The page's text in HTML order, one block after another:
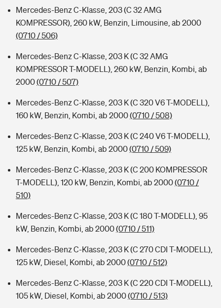
Mercedes-Benz C-Klasse, 203 (C 32 AMG
KOMPRESSOR), 260 kW, Benzin, Limousine, ab 2000
(0710 / 506)
Mercedes-Benz C-Klasse, 203 K (C 32 AMG
KOMPRESSOR T-MODELL), 260 kW, Benzin, Kombi, ab
2000(0710 / 507)
Mercedes-Benz C-Klasse, 203 K (C 320 V6 T-MODELL),
160 kW, Benzin, Kombi, ab 2000(0710 / 508)
Mercedes-Benz C-Klasse, 203 K (C 240 V6 T-MODELL),
125 kW, Benzin, Kombi, ab 2000(0710 / 509)
Mercedes-Benz C-Klasse, 203 K (C 200 KOMPRESSOR
T-MODELL), 120 kW, Benzin, Kombi, ab 2000(0710 /
510)
Mercedes-Benz C-Klasse, 203 K (C 180 T-MODELL), 95
kW, Benzin, Kombi, ab 2000(0710 / 511)
Mercedes-Benz C-Klasse, 203 K (C 270 CDI T-MODELL),
125 kW, Diesel, Kombi, ab 2000(0710 / 512)
Mercedes-Benz C-Klasse, 203 K (C 220 CDI T-MODELL),
105 kW, Diesel, Kombi, ab 2000(0710 / 513)